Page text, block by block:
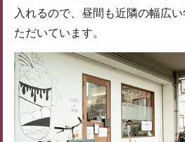
入れるので、昼間も近隣の幅広
ただいています。